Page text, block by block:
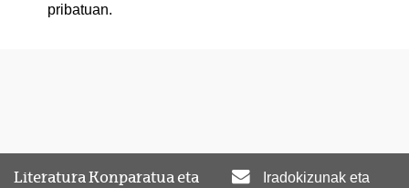
pribatuan.
Literatura Konparatua eta
Iradokizunak eta